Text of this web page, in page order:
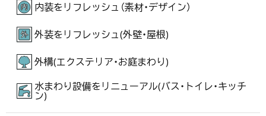
内装をリフレッシュ（素材・デザイン）
外装をリフレッシュ(外壁・屋根)
外構(エクステリア・お庭まわり)
水まわり設備をリニューアル(バス・トイレ・キッチ
ン)